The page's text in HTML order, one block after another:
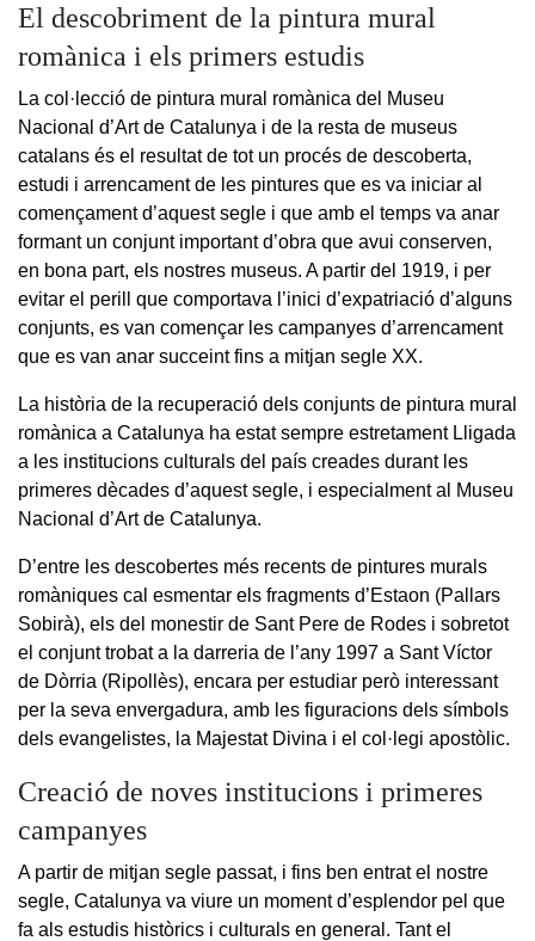
El descobriment de la pintura mural
romànica i els primers estudis
La col·lecció de pintura mural romànica del Museu
Nacional d’Art de Catalunya i de la resta de museus
catalans és el resultat de tot un procés de descoberta,
estudi i arrencament de les pintures que es va iniciar al
començament d’aquest segle i que amb el temps va anar
formant un conjunt important d’obra que avui conserven,
en bona part, els nostres museus. A partir del 1919, i per
evitar el perill que comportava l’inici d’expatriació d’alguns
conjunts, es van començar les campanyes d’arrencament
que es van anar succeint fins a mitjan segle XX.
La història de la recuperació dels conjunts de pintura mural
romànica a Catalunya ha estat sempre estretament Lligada
a les institucions culturals del país creades durant les
primeres dècades d’aquest segle, i especialment al Museu
Nacional d’Art de Catalunya.
D’entre les descobertes més recents de pintures murals
romàniques cal esmentar els fragments d’Estaon (Pallars
Sobirà), els del monestir de Sant Pere de Rodes i sobretot
el conjunt trobat a la darreria de l’any 1997 a Sant Víctor
de Dòrria (Ripollès), encara per estudiar però interessant
per la seva envergadura, amb les figuracions dels símbols
dels evangelistes, la Majestat Divina i el col·legi apostòlic.
Creació de noves institucions i primeres
campanyes
A partir de mitjan segle passat, i fins ben entrat el nostre
segle, Catalunya va viure un moment d’esplendor pel que
fa als estudis històrics i culturals en general. Tant el